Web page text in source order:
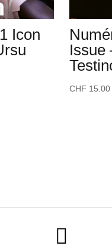
Icon
Issue
CHF 15.00
